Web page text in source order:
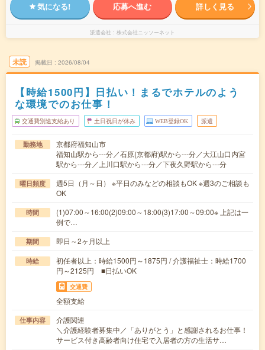
気になる! 応募へ進む 詳しく見る
派遣会社 株式会社ニッソーネット
未読 掲載日 2026/08/04
【時給1500円】日払い！まるでホテルのよう
な環境でのお仕事！
交通費別途支給あり 土日祝日が休み WEB登録OK 派遣
勤務地
京都府福知山市
福知山駅から---分／石原(京都府)駅から---分／大江山口内宮
駅から---分／上川口駅から---分／下夜久野駅から---分
曜日頻度
週5日（月～日） ※平日のみなどの相談もOK ※週3のご相談も
OK
時間
(1)07:00～16:00(2)09:00～18:00(3)17:00～09:00※ 上記は一
例で…
期間 即日～2ヶ月以上
時給
初任者以上：時給1500円～1875円 / 介護福祉士：時給1700
円～2125円 ■日払いOK
交通費
全額支給
仕事内容
介護関連
＼介護経験者募集中／「ありがとう」と感謝されるお仕事！
サービス付き高齢者向け住宅で入居者の方の生活サ…